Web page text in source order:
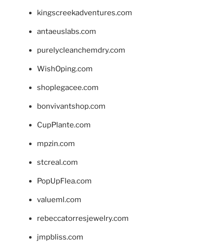
kingscreekadventures.com
antaeuslabs.com
purelycleanchemdry.com
WishOping.com
shoplegacee.com
bonvivantshop.com
CupPlante.com
mpzin.com
stcreal.com
PopUpFlea.com
valueml.com
rebeccatorresjewelry.com
jmpbliss.com